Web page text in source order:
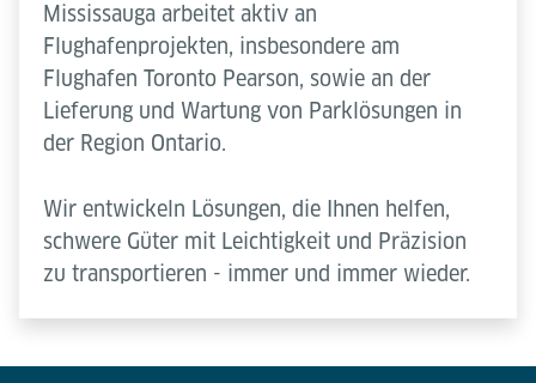
Mississauga arbeitet aktiv an
Flughafenprojekten, insbesondere am
Flughafen Toronto Pearson, sowie an der
Lieferung und Wartung von Parklösungen in
der Region Ontario.
Wir entwickeln Lösungen, die Ihnen helfen,
schwere Güter mit Leichtigkeit und Präzision
zu transportieren - immer und immer wieder.